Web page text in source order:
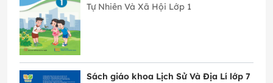
Tự Nhiên Và Xã Hội Lớp 1
Sách giáo khoa Lịch Sử Và Địa Lí lớp 7